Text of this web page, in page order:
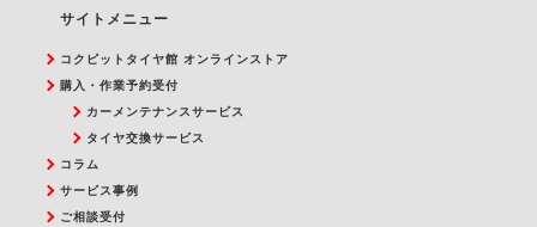
サイトメニュー
コクピットタイヤ館 オンラインストア
購入・作業予約受付
カーメンテナンスサービス
タイヤ交換サービス
コラム
サービス事例
ご相談受付